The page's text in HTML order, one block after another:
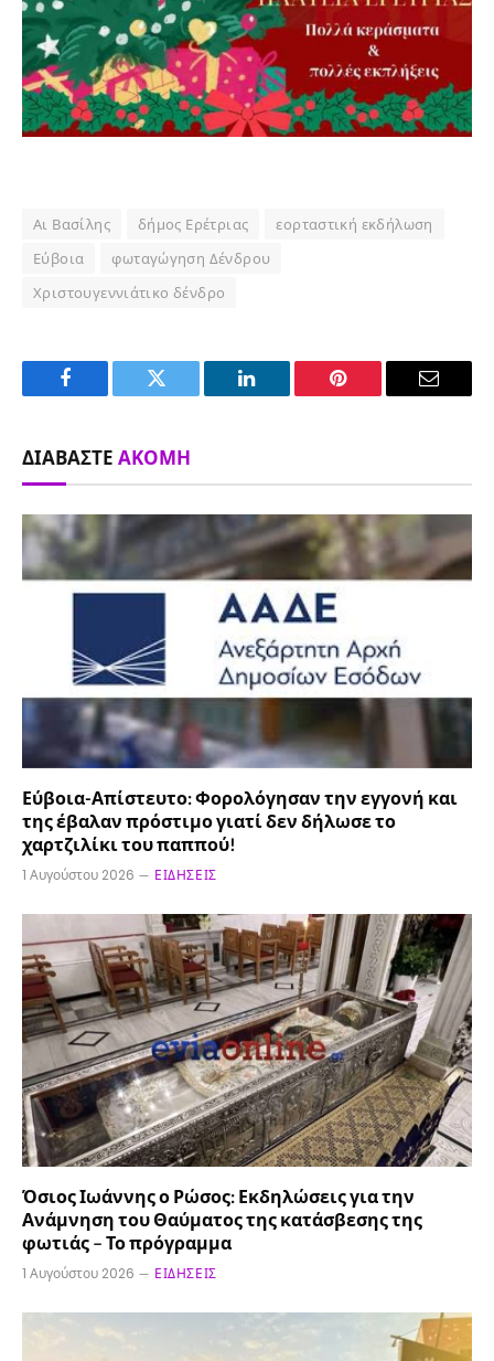
Αι Βασίλης δήμος Ερέτριας
εορταστική εκδήλωση
Εύβοια
φωταγώγηση Δένδρου
Χριστουγεννιάτικο δένδρο
Facebook Twitter LinkedIn Pinterest Email
ΔΙΑΒΆΣΤΕ ΑΚΌΜΗ
Εύβοια-Απίστευτο: Φορολόγησαν την εγγονή και
της έβαλαν πρόστιμο γιατί δεν δήλωσε το
χαρτζιλίκι του παππού!
1 Αυγούστου 2026 ΕΙΔΉΣΕΙΣ
Όσιος Ιωάννης ο Ρώσος: Εκδηλώσεις για την
Ανάμνηση του Θαύματος της κατάσβεσης της
φωτιάς – Το πρόγραμμα
1 Αυγούστου 2026 ΕΙΔΉΣΕΙΣ